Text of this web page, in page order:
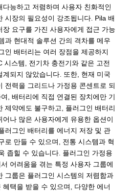
능하고 저렴하며 사용자 친화적인
시장의 필요성이 강조됩니다. Pila 배
장 요구를 가진 사용자에게 접근 가능
과 현대적 솔루션 간의 격차를 메우
인 배터리는 여러 장점을 제공하지
시스템, 전기차 충전기와 같은 고전
계되지 않았습니다. 또한, 현재 미국
전력을 그리드나 가정용 콘센트로 되
, 배터리에 직접 연결된 장치에만 기
제약에도 불구하고, 플러그인 배터리
나 많은 사용자에게 유용한 옵션이
러그인 배터리를 에너지 저장 및 관
로 만들 수 있으며, 전통 시스템과 혁
좁힐 수 있습니다. 플러그인 가정용
어려움을 겪는 특정 사용자 그룹에
그룹은 플러그인 시스템의 저렴함과
택을 받을 수 있으며, 다양한 에너